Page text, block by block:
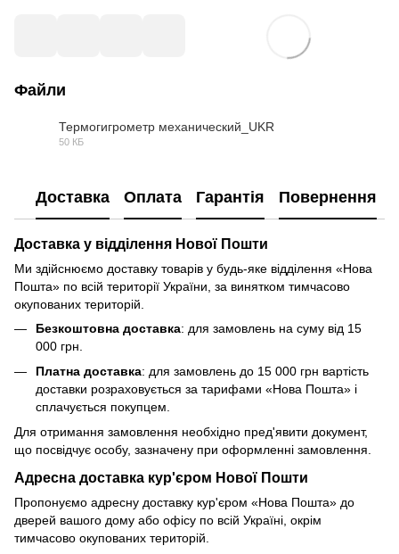
Файли
Термогигрометр механический_UKR
50 КБ
Доставка Оплата Гарантія Повернення
Доставка у відділення Нової Пошти
Ми здійснюємо доставку товарів у будь-яке відділення «Нова
Пошта» по всій території України, за винятком тимчасово
окупованих територій.
Безкоштовна доставка: для замовлень на суму від 15
000 грн.
Платна доставка: для замовлень до 15 000 грн вартість
доставки розраховується за тарифами «Нова Пошта» і
сплачується покупцем.
Для отримання замовлення необхідно пред'явити документ,
що посвідчує особу, зазначену при оформленні замовлення.
Адресна доставка кур'єром Нової Пошти
Пропонуємо адресну доставку кур'єром «Нова Пошта» до
дверей вашого дому або офісу по всій Україні, окрім
тимчасово окупованих територій.